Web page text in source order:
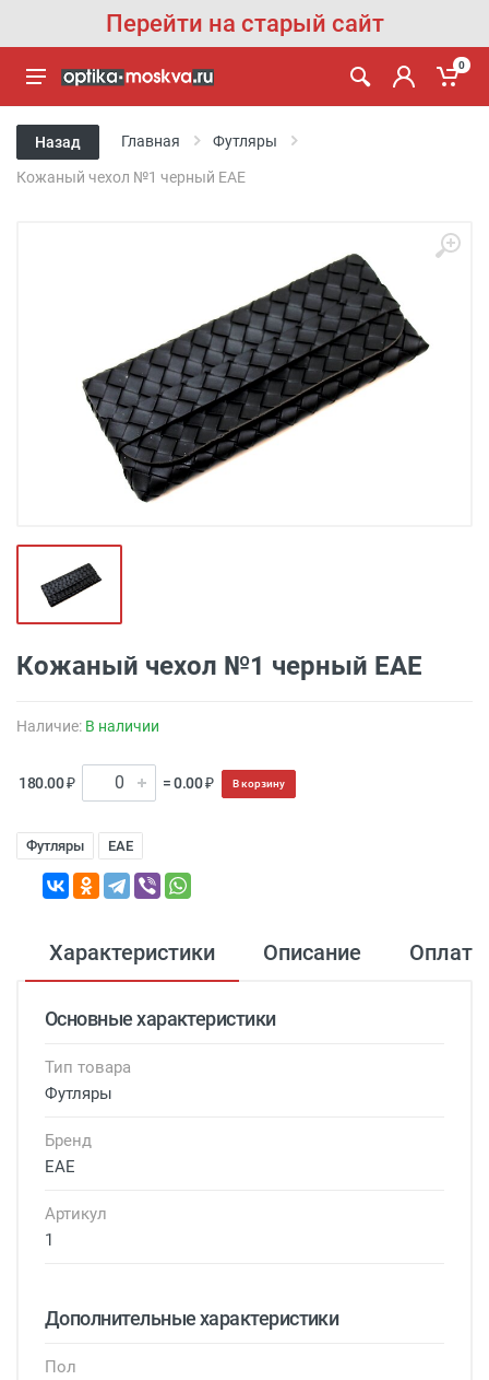
Перейти на старый сайт
0
Назад Главная Футляры
Кожаный чехол №1 черный EAE
Кожаный чехол №1 черный EAE
Наличие: В наличии
180.00 ₽ = 0.00 ₽ В корзину
Футляры EAE
Характеристики Описание Оплата
Основные характеристики
Тип товара
Футляры
Бренд
EAE
Артикул
1
Дополнительные характеристики
Пол